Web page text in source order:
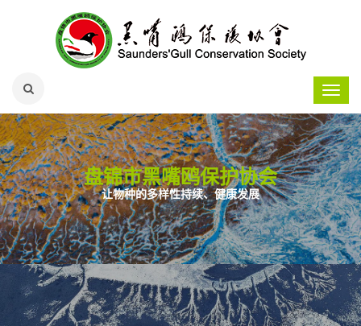
青花瓷
盘锦市黑嘴鸥保护协会
前行在生物多样性保护的道路上
盘锦市黑嘴鸥保护协会
爱鸟护线，为东方白鹳建个新家
盘锦市黑嘴鸥保护协会
开展生态日活动
盘锦市黑嘴鸥保护协会
让物种的多样性持续、健康发展
保护濒危物种黑嘴鸥
我们会一如既往的坚持与努力，使黑嘴鸥脱离濒危警戒线，为全世界树立
一个NGO保护濒危物种的成功案例
开展环境教育战略方针
开展环境教育是协会立足于保护的战略方针
众彩纷呈，绚丽多姿
协会发展策略是用黑嘴鸥文化保护黑嘴鸥